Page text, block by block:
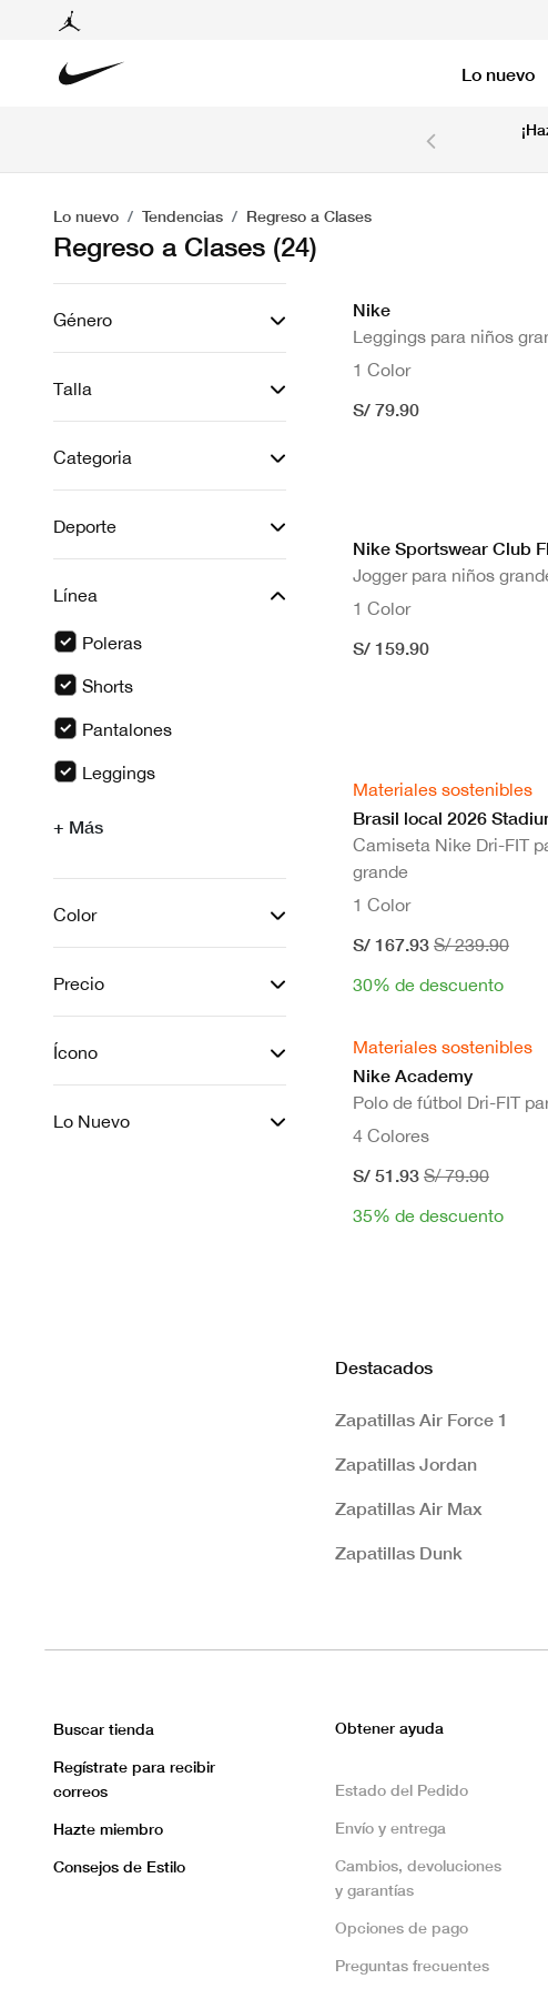
Lo nuevo
Lo nuevo Tendencias Regreso a Clases
Regreso a Clases (24)
Género
Talla
Categoria
Deporte
Línea
Poleras
seleccionado Actualmente Refinado por Línea: Poleras
Shorts
seleccionado Actualmente Refinado por Línea: Shorts
Pantalones
seleccionado Actualmente Refinado por Línea:
Leggings
+ Más
Color
Precio
Ícono
Lo Nuevo
Nike
Leggings para niños
1 Color
S/ 79.90
Nike Sportswear Club
Jogger para niños
1 Color
S/ 159.90
Materiales sostenibles
Brasil local 2026
Camiseta Nike Dri-FIT
grande
1 Color
S/ 167.93 S/ 239.90
30% de descuento
Materiales sostenibles
Nike Academy
Polo de fútbol Dri-FIT
4 Colores
S/ 51.93 S/ 79.90
35% de descuento
Destacados
Zapatillas Air Force 1
Zapatillas Jordan
Zapatillas Air Max
Zapatillas Dunk
Buscar tienda
Regístrate para recibir
correos
Hazte miembro
Consejos de Estilo
Obtener ayuda
Estado del Pedido
Envío y entrega
Cambios, devoluciones
y garantías
Opciones de pago
Preguntas frecuentes